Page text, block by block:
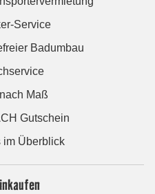
Service
Badumbau
Maß
Gutschein
im Überblick